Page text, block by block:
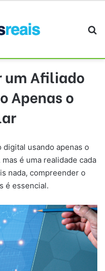
um Afiliado
Apenas o
usando apenas o
é uma realidade cada
nada, compreender o
é essencial.